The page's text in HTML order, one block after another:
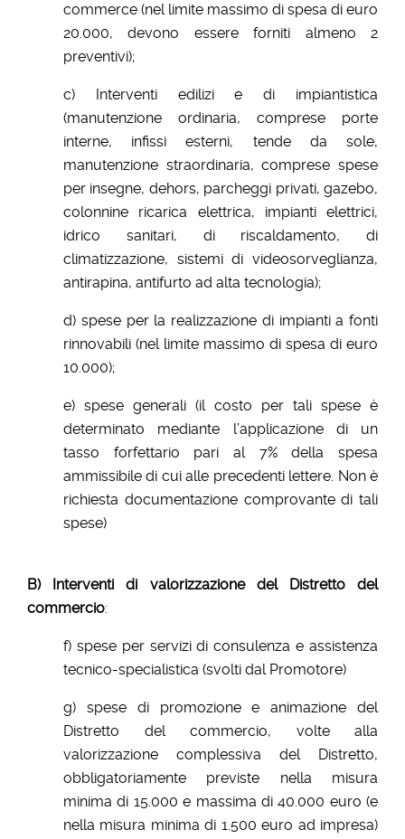
commerce (nel limite massimo di spesa di euro
20.000, devono essere forniti almeno 2
preventivi);
c) Interventi edilizi e di impiantistica
(manutenzione ordinaria, comprese porte
interne, infissi esterni, tende da sole,
manutenzione straordinaria, comprese spese
per insegne, dehors, parcheggi privati, gazebo,
colonnine ricarica elettrica, impianti elettrici,
idrico sanitari, di riscaldamento, di
climatizzazione, sistemi di videosorveglianza,
antirapina, antifurto ad alta tecnologia);
d) spese per la realizzazione di impianti a fonti
rinnovabili (nel limite massimo di spesa di euro
10.000);
e) spese generali (il costo per tali spese è
determinato mediante l’applicazione di un
tasso forfettario pari al 7% della spesa
ammissibile di cui alle precedenti lettere. Non è
richiesta documentazione comprovante di tali
spese)
B) Interventi di valorizzazione del Distretto del
commercio:
f) spese per servizi di consulenza e assistenza
tecnico-specialistica (svolti dal Promotore)
g) spese di promozione e animazione del
Distretto del commercio, volte alla
valorizzazione complessiva del Distretto,
obbligatoriamente previste nella misura
minima di 15.000 e massima di 40.000 euro (e
nella misura minima di 1.500 euro ad impresa)